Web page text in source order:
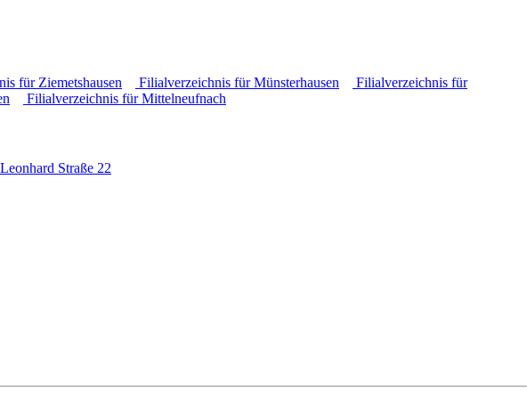
für Ziemetshausen Filialverzeichnis für Münsterhausen
Filialverzeichnis für
Filialverzeichnis für Mittelneufnach
Straße 22